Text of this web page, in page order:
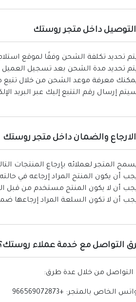
داخل متجر روستك
تحديد تكلفة الشحن وفقًا لموقع
تحديد مدة الشحن بعد تسجيل العميل
معرفة موعد الشحن من خلال تتبع
إرسال رقم التتبع إليك عبر البريد
والضمان داخل متجر روستك
المتجر لعملائه بإرجاع المنتجات التالفة خلال 7 أيام بدءاُ من
أن يكون المنتج المراد إرجاعه في
أن لا يكون المنتج مستخدم من قبل
أن لا تكون السلعة المراد إرجاعها
التواصل مع خدمة عملاء
التواصل من خلال عدة طرق:
الخاص بالمتجر: +966569072873